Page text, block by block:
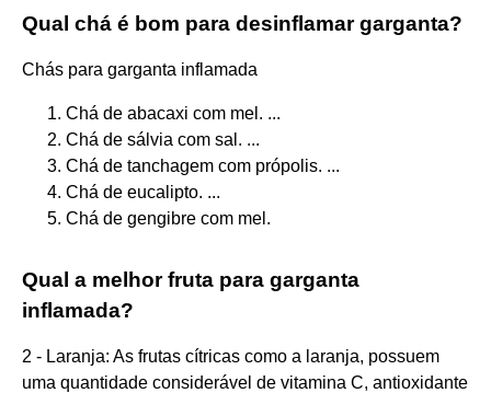
Qual chá é bom para desinflamar garganta?
Chás para garganta inflamada
Chá de abacaxi com mel. ...
Chá de sálvia com sal. ...
Chá de tanchagem com própolis. ...
Chá de eucalipto. ...
Chá de gengibre com mel.
Qual a melhor fruta para garganta
inflamada?
2 - Laranja: As frutas cítricas como a laranja, possuem
uma quantidade considerável de vitamina C, antioxidante